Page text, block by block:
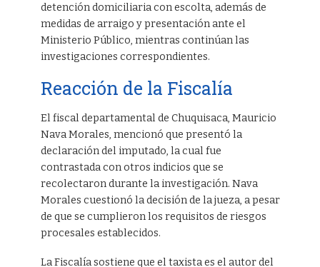
detención domiciliaria con escolta, además de
medidas de arraigo y presentación ante el
Ministerio Público, mientras continúan las
investigaciones correspondientes.
Reacción de la Fiscalía
El fiscal departamental de Chuquisaca, Mauricio
Nava Morales, mencionó que presentó la
declaración del imputado, la cual fue
contrastada con otros indicios que se
recolectaron durante la investigación. Nava
Morales cuestionó la decisión de la jueza, a pesar
de que se cumplieron los requisitos de riesgos
procesales establecidos.
La Fiscalía sostiene que el taxista es el autor del